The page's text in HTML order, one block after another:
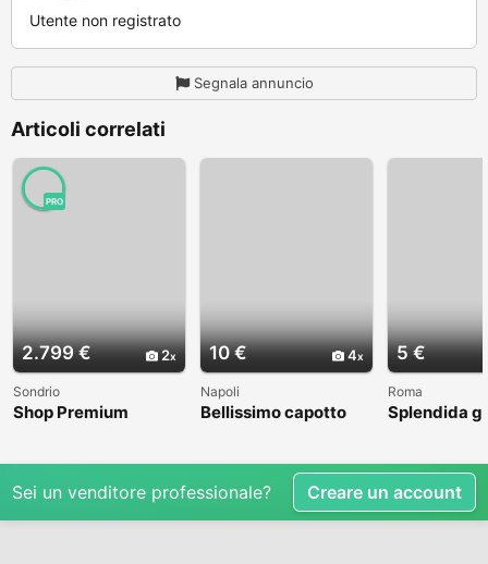
Utente non registrato
Segnala annuncio
Articoli correlati
2.799 € 2
PRO
Sondrio
Shop Premium
10 € 4
Napoli
Bellissimo capotto
5 €
Roma
Splendida
invernale
Sei un venditore professionale? Creare un account